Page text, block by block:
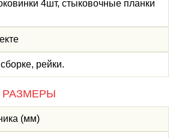
4шт, стыковочные планки
рейки.
РАЗМЕРЫ
(мм)